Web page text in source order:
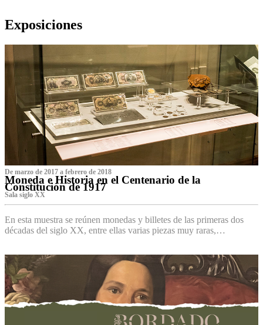
Exposiciones
De marzo de 2017 a febrero de 2018
Moneda e Historia en el Centenario de la
Constitución de 1917
Sala siglo XX
En esta muestra se reúnen monedas y billetes de las primeras dos
décadas del siglo XX, entre ellas varias piezas muy raras,…